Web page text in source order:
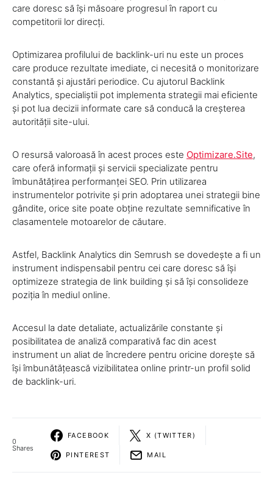
care doresc să își măsoare progresul în raport cu
competitorii lor direcți.
Optimizarea profilului de backlink-uri nu este un proces
care produce rezultate imediate, ci necesită o monitorizare
constantă și ajustări periodice. Cu ajutorul Backlink
Analytics, specialiștii pot implementa strategii mai eficiente
și pot lua decizii informate care să conducă la creșterea
autorității site-ului.
O resursă valoroasă în acest proces este Optimizare.Site,
care oferă informații și servicii specializate pentru
îmbunătățirea performanței SEO. Prin utilizarea
instrumentelor potrivite și prin adoptarea unei strategii bine
gândite, orice site poate obține rezultate semnificative în
clasamentele motoarelor de căutare.
Astfel, Backlink Analytics din Semrush se dovedește a fi un
instrument indispensabil pentru cei care doresc să își
optimizeze strategia de link building și să își consolideze
poziția în mediul online.
Accesul la date detaliate, actualizările constante și
posibilitatea de analiză comparativă fac din acest
instrument un aliat de încredere pentru oricine dorește să
își îmbunătățească vizibilitatea online printr-un profil solid
de backlink-uri.
0
Shares
FACEBOOK X (TWITTER)
PINTEREST MAIL